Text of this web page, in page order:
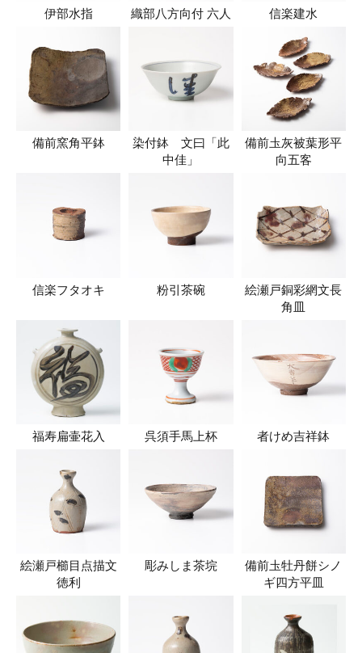
伊部水指 織部八方向付 六人 信楽建水
備前窯角平鉢
染付鉢 文曰「此
中佳」
備前圡灰被葉形平
向五客
信楽フタオキ 粉引茶碗
絵瀬戸銅彩網文長
角皿
福寿扁壷花入 呉須手馬上杯 者けめ吉祥鉢
絵瀬戸櫛目点描文
徳利
彫みしま茶垸
備前圡牡丹餅シノ
ギ四方平皿